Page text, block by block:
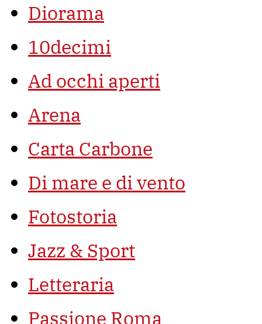
Diorama
10decimi
Ad occhi aperti
Arena
Carta Carbone
Di mare e di vento
Fotostoria
Jazz & Sport
Letteraria
Passione Roma